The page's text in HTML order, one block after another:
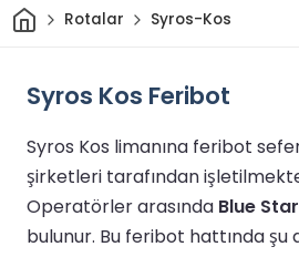
Ev Rotalar Syros-Kos
Syros Kos Feribot
Syros Kos limanına feribot
şirketleri tarafından
Operatörler arasında Blue
bulunur. Bu feribot hattında şu